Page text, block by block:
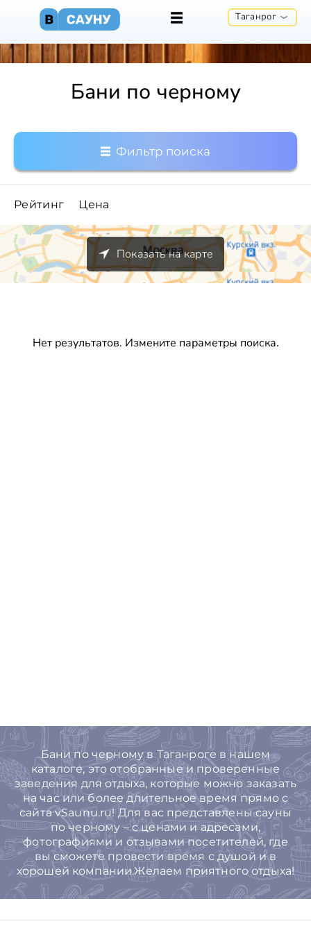
Таганрог
Бани по черному
Фильтр поиска
Рейтинг Цена
Показать на карте
Нет результатов. Измените параметры поиска.
Бани по черному в Таганроге в нашем
каталоге, это отобранные и проверенные
заведения для отдыха, которые можно заказать
на час или более длительное время прямо с
сайта vSaunu.ru! Для вас представлены сауны
по черному – с ценами и адресами,
фотографиями и отзывами посетителей, где
вы сможете провести время с душой и в
хорошей компании.Желаем приятного отдыха!